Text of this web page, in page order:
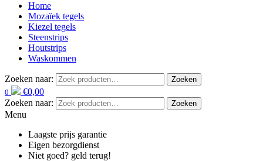
Home
Mozaïek tegels
Kiezel tegels
Steenstrips
Houtstrips
Waskommen
Zoeken naar:
Zoeken
0
€0,00
Zoeken naar:
Zoeken
Menu
Laagste prijs garantie
Eigen bezorgdienst
Niet goed? geld terug!